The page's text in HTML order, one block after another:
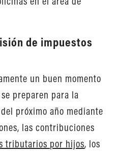
de impuestos
un buen momento
preparen para la
próximo año mediante
las contribuciones
tributarios por hijos, los